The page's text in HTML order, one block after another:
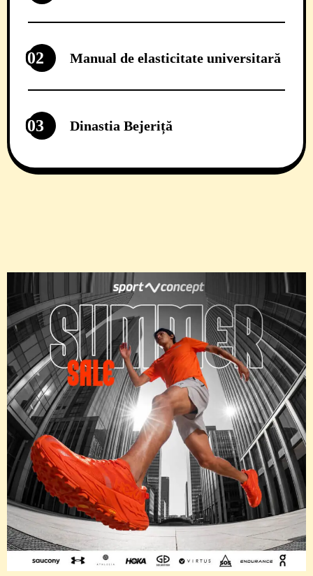
02 Manual de elasticitate universitară
03 Dinastia Bejeriță